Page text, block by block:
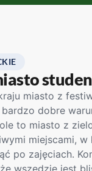
miasto z
dobre
to miasto z
miejscami, w
po zajęciach.
wszędzie jest